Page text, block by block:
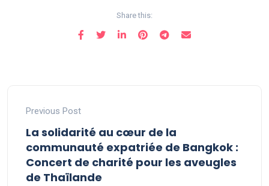
Share this:
Previous Post
La solidarité au cœur de la
communauté expatriée de Bangkok :
Concert de charité pour les aveugles
de Thaïlande